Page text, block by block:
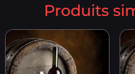
Produits